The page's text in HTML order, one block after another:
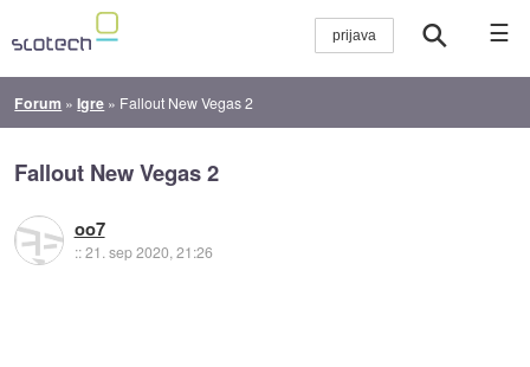
☰
Forum »Igre » Fallout New Vegas 2
Fallout New Vegas 2
oo7
::21. sep 2020, 21:26